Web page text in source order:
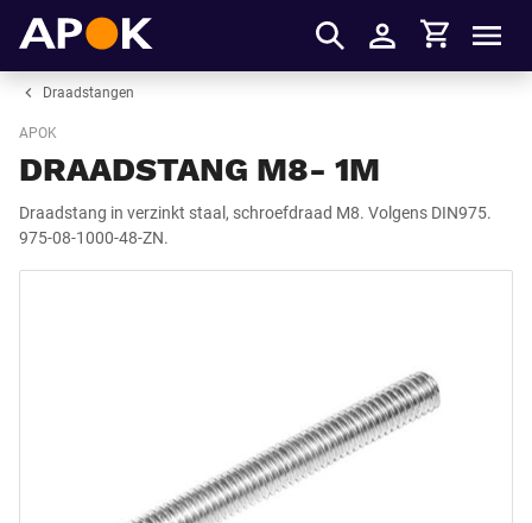
Inloggen
Winkelmandje
Draadstangen
APOK
DRAADSTANG M8- 1M
Draadstang in verzinkt staal, schroefdraad M8. Volgens DIN975.
975-08-1000-48-ZN.